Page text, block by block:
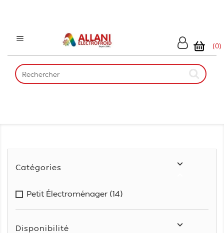

(0)
Catégories

Petit Électroménager (14)
Disponibilité
